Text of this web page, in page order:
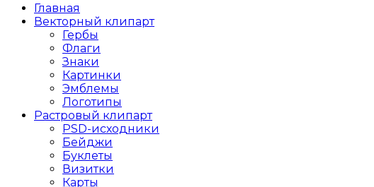
Главная
Векторный клипарт
Гербы
Флаги
Знаки
Картинки
Эмблемы
Логотипы
Растровый клипарт
PSD-исходники
Бейджи
Буклеты
Визитки
Карты